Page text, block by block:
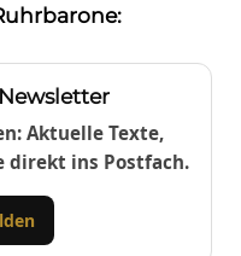
Aktuelle Texte,
direkt ins Postfach.